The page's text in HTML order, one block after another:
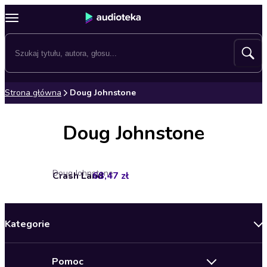
Strona główna Doug Johnstone
Doug Johnstone
Crash Land
Doug Johnstone
68,47 zł
Kategorie
Pomoc